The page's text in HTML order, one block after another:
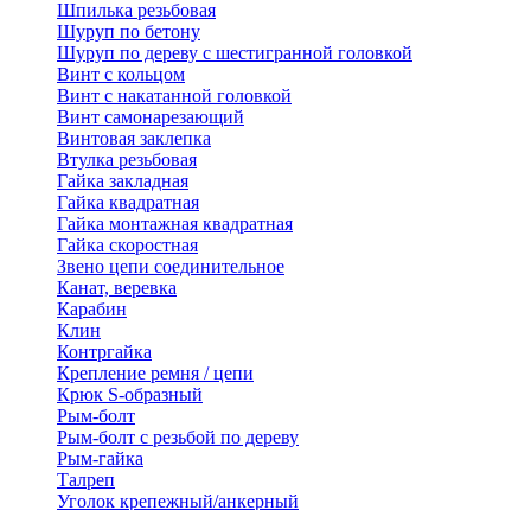
Шпилька резьбовая
Шуруп по бетону
Шуруп по дереву с шестигранной головкой
Винт с кольцом
Винт с накатанной головкой
Винт самонарезающий
Винтовая заклепка
Втулка резьбовая
Гайка закладная
Гайка квадратная
Гайка монтажная квадратная
Гайка скоростная
Звено цепи соединительное
Канат, веревка
Карабин
Клин
Контргайка
Крепление ремня / цепи
Крюк S-образный
Рым-болт
Рым-болт с резьбой по дереву
Рым-гайка
Талреп
Уголок крепежный/анкерный